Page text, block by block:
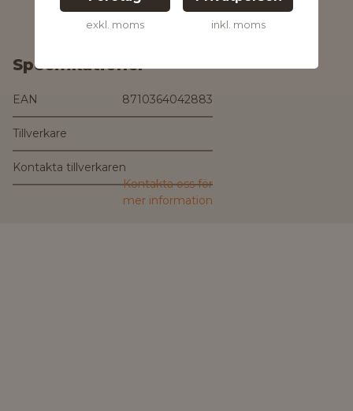
exkl. moms inkl. moms
Specifikationer
EAN 8710364042883
Tillverkare
Kontakta tillverkaren
Kontakta oss för
mer information